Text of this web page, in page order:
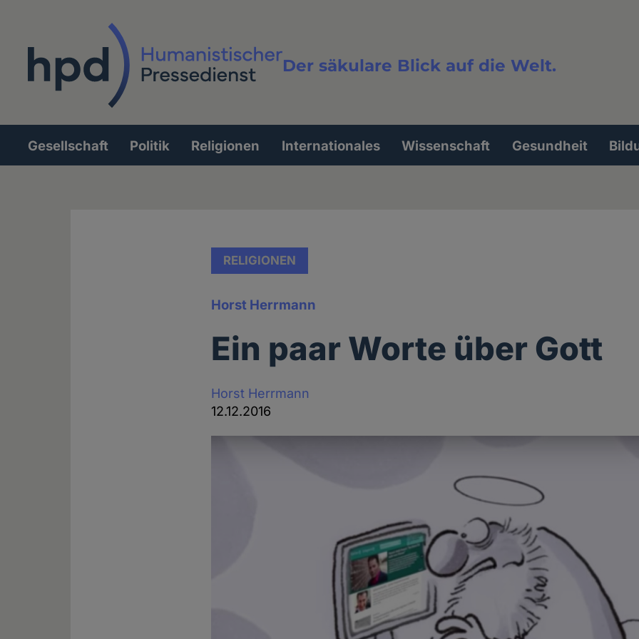
Der säkulare Blick auf die Welt.
Volltextsuche
Hauptnavigation
Gesellschaft Politik Religionen Internationales Wissenschaft Gesundheit
RELIGIONEN
Horst Herrmann
Ein paar Worte über Gott
Horst Herrmann
12.12.2016